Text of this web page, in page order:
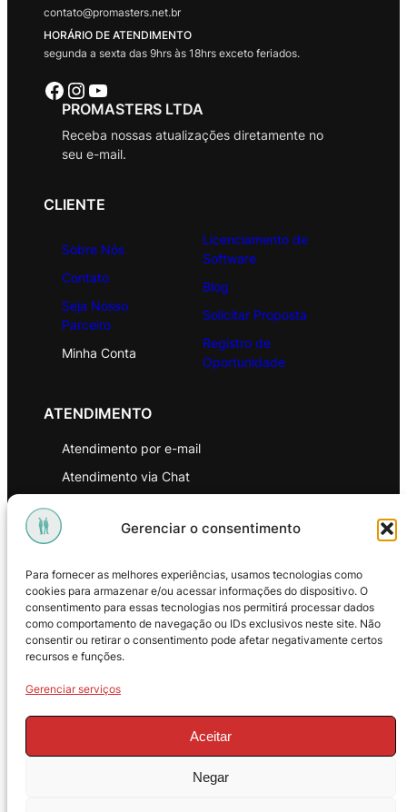
Gerenciar o consentimento
Para fornecer as melhores experiências, usamos tecnologias como
cookies para armazenar e/ou acessar informações do dispositivo. O
consentimento para essas tecnologias nos permitirá processar dados
como comportamento de navegação ou IDs exclusivos neste site. Não
consentir ou retirar o consentimento pode afetar negativamente certos
recursos e funções.
Gerenciar serviços
Aceitar
Negar
contato@promasters.net.br
HORÁRIO DE ATENDIMENTO
segunda a sexta das 9hrs às 18hrs exceto feriados.
Facebook Instagram Youtube
PROMASTERS LTDA
Receba nossas atualizações diretamente no
seu e-mail.
CLIENTE
Sobre Nós
Contato
Seja Nosso
Parceiro
Minha Conta
Licenciamento de
Software
Blog
Solicitar Proposta
Registro de
Oportunidade
ATENDIMENTO
Atendimento por e-mail
Atendimento via Chat
Política de Privacidade
Política de Troca e Devoluções
Política de Reembolso